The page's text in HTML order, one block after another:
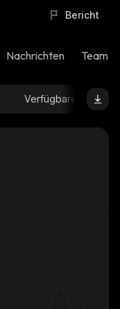
Bericht
Nachrichten Team-
Verfügbare Menge